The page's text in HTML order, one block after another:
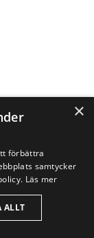
×
förbättra
samtycker
Läs mer
ALLT